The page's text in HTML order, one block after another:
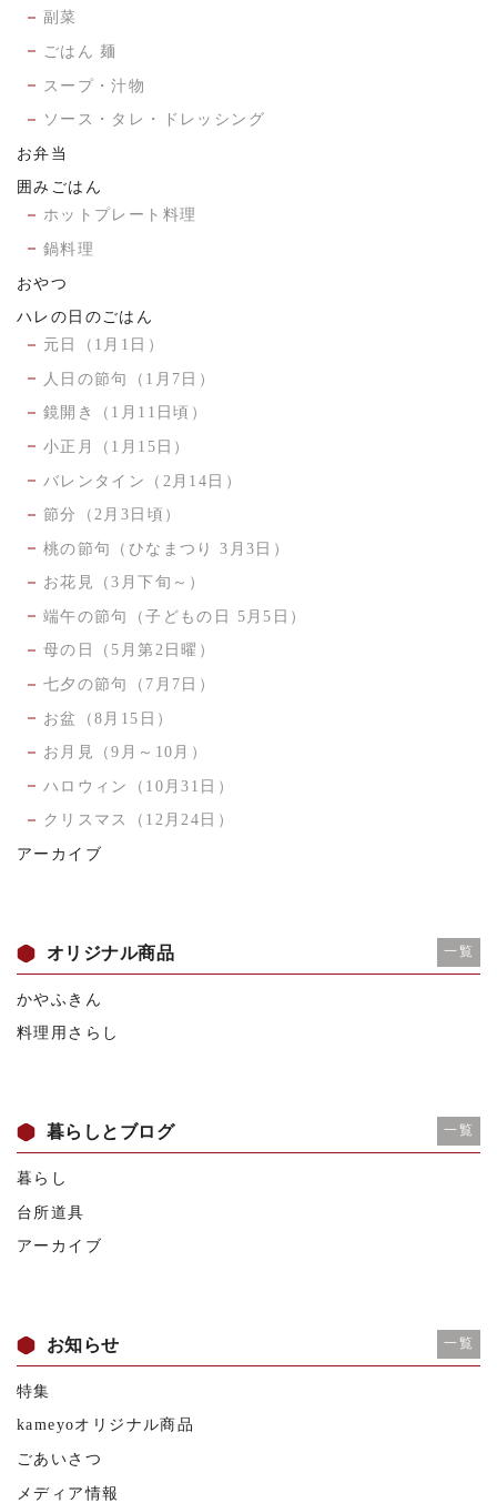
副菜
ごはん 麺
スープ・汁物
ソース・タレ・ドレッシング
お弁当
囲みごはん
ホットプレート料理
鍋料理
おやつ
ハレの日のごはん
元日（1月1日）
人日の節句（1月7日）
鏡開き（1月11日頃）
小正月（1月15日）
バレンタイン（2月14日）
節分（2月3日頃）
桃の節句（ひなまつり 3月3日）
お花見（3月下旬～）
端午の節句（子どもの日 5月5日）
母の日（5月第2日曜）
七夕の節句（7月7日）
お盆（8月15日）
お月見（9月～10月）
ハロウィン（10月31日）
クリスマス（12月24日）
アーカイブ
オリジナル商品 一覧
かやふきん
料理用さらし
暮らしとブログ 一覧
暮らし
台所道具
アーカイブ
お知らせ 一覧
特集
kameyoオリジナル商品
ごあいさつ
メディア情報